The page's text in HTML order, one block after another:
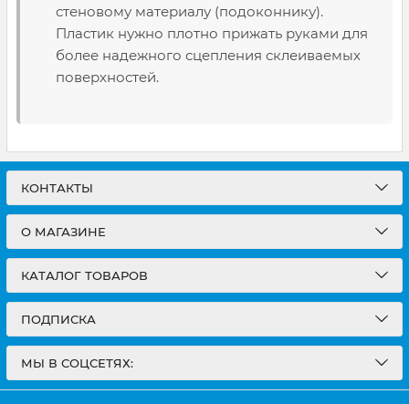
стеновому материалу (подоконнику).
Пластик нужно плотно прижать руками для
более надежного сцепления склеиваемых
поверхностей.
КОНТАКТЫ
О МАГАЗИНЕ
КАТАЛОГ ТОВАРОВ
ПОДПИСКА
МЫ В СОЦСЕТЯХ: